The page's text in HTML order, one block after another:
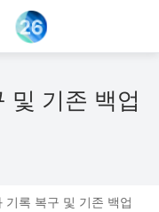
및 기존 백업
기록 복구 및 기존 백업